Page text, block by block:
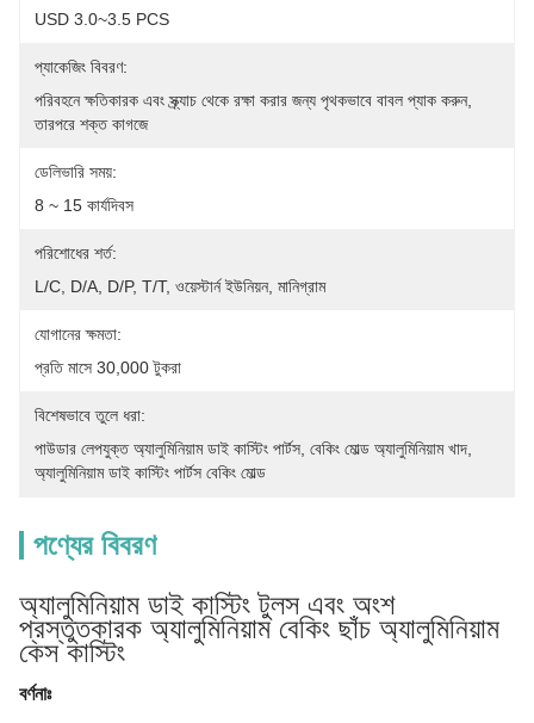
USD 3.0~3.5 PCS
প্যাকেজিং বিবরণ:
পরিবহনে ক্ষতিকারক এবং স্ক্র্যাচ থেকে রক্ষা করার জন্য পৃথকভাবে বাবল প্যাক করুন,
তারপরে শক্ত কাগজে
ডেলিভারি সময়:
8 ~ 15 কার্যদিবস
পরিশোধের শর্ত:
L/C, D/A, D/P, T/T, ওয়েস্টার্ন ইউনিয়ন, মানিগ্রাম
যোগানের ক্ষমতা:
প্রতি মাসে 30,000 টুকরা
বিশেষভাবে তুলে ধরা:
পাউডার লেপযুক্ত অ্যালুমিনিয়াম ডাই কাস্টিং পার্টস বেকিং মোল্ড অ্যালুমিনিয়াম খাদ
অ্যালুমিনিয়াম ডাই কাস্টিং পার্টস বেকিং মোল্ড
পণ্যের বিবরণ
অ্যালুমিনিয়াম ডাই কাস্টিং টুলস এবং অংশ
প্রস্তুতকারক অ্যালুমিনিয়াম বেকিং ছাঁচ অ্যালুমিনিয়াম
কেস কাস্টিং
বর্ণনাঃ